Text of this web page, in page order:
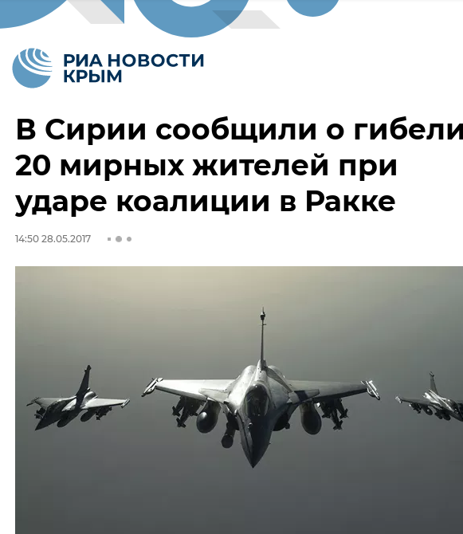
В Сирии сообщили о
20 мирных жителей при
ударе коалиции в Ракке
14:50 28.05.2017